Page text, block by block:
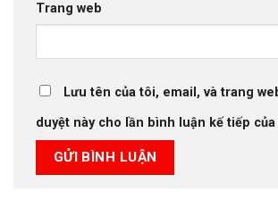
Trang web
Lưu tên của tôi, email, và trang
duyệt này cho lần bình luận kế tiếp